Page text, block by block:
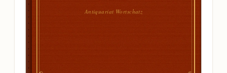
Antiquariat Wortschatz